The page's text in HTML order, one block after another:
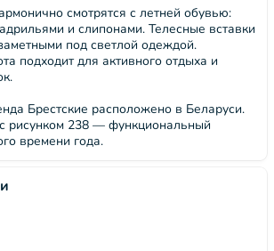
смотрятся с летней обувью:
и слипонами. Телесные вставки
под светлой одеждой.
подходит для активного отдыха и
Брестские расположено в Беларуси.
рисунком 238 — функциональный
времени года.